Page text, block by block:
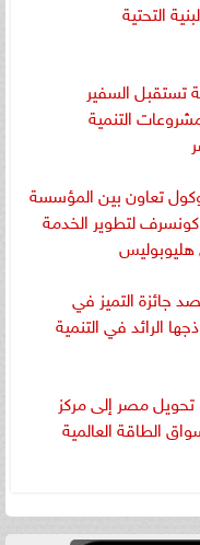
تستقبل السفير
التنمية
تعاون بين المؤسسة
لتطوير الخدمة
جائزة التميز في
الرائد في التنمية
تحويل مصر إلى مركز
الطاقة العالمية